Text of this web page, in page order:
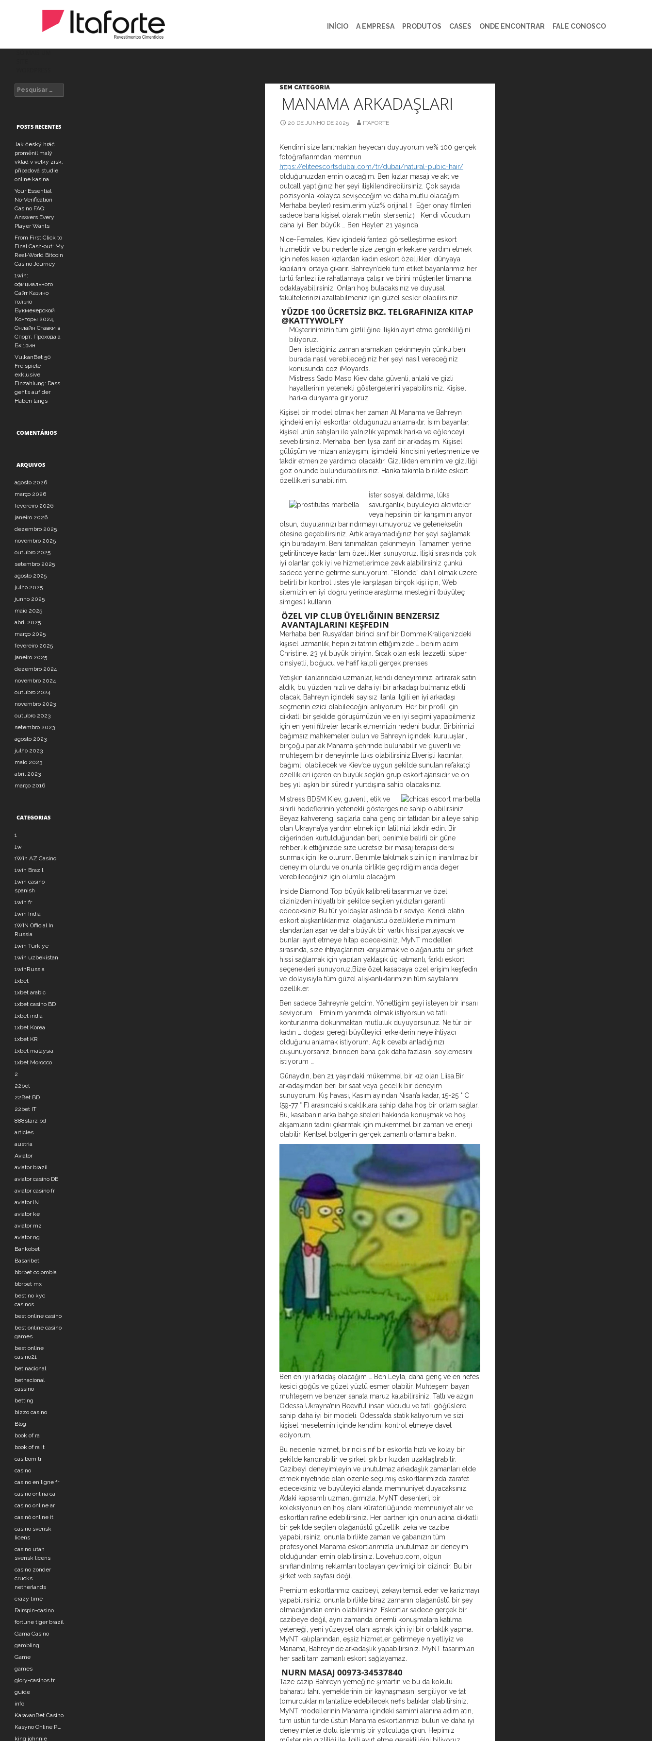
INÍCIO A EMPRESA PRODUTOS CASES ONDE ENCONTRAR FALE CONOSCO
SEM CATEGORIA
MANAMA ARKADAŞLARI
20 DE JUNHO DE 2025 ITAFORTE
Kendimi size tanıtmaktan heyecan duyuyorum ve% 100 gerçek
fotoğraflarımdan memnun
https://eliteescortsdubai.com/tr/dubai/natural-pubic-hair/
olduğunuzdan emin olacağım. Ben kızlar masajı ve akt ve
outcall yaptığınız her şeyi ilişkilendirebilirsiniz. Çok sayıda
pozisyonla kolayca sevişeceğim ve daha mutlu olacağım.
Merhaba beyler) resimlerim yüz% orijinal！ Eğer onay filmleri
sadece bana kişisel olarak metin isterseniz） Kendi vücudum
daha iyi. Ben büyük … Ben Heylen 21 yaşında.
Nice-Females, Kiev içindeki fantezi görselleştirme eskort
hizmetidir ve bu nedenle size zengin erkeklere yardım etmek
için nefes kesen kızlardan kadın eskort özellikleri dünyaya
kapılarını ortaya çıkarır. Bahreyn’deki tüm etiket bayanlarımız her
türlü fantezi ile rahatlamaya çalışır ve birini müşteriler limanına
odaklayabilirsiniz. Onları hoş bulacaksınız ve duyusal
fakültelerinizi azaltabilmeniz için güzel sesler olabilirsiniz.
YÜZDE 100 ÜCRETSİZ BKZ. TELGRAFINIZA KITAP
@KATTYWOLFY
Müşterinimizin tüm gizliliğine ilişkin ayırt etme gerekliliğini
biliyoruz.
Beni istediğiniz zaman aramaktan çekinmeyin çünkü beni
burada nasıl verebileceğiniz her şeyi nasıl vereceğiniz
konusunda coz iMoyards.
Mistress Sado Maso Kiev daha güvenli, ahlaki ve gizli
hayallerinin yetenekli göstergelerini yapabilirsiniz. Kişisel
harika dünyama giriyoruz.
Kişisel bir model olmak her zaman Al Manama ve Bahreyn
içindeki en iyi eskortlar olduğunuzu anlamaktır. İsim bayanlar,
kişisel ürün satışları ile yalnızlık yapmak harika ve eğlenceyi
sevebilirsiniz. Merhaba, ben lysa zarif bir arkadaşım. Kişisel
gülüşüm ve mizah anlayışım, işimdeki ikincisini yerleşmenize ve
takdir etmenize yardımcı olacaktır. Gizlilikten eminim ve gizliliği
göz önünde bulundurabilirsiniz. Harika takımla birlikte eskort
özellikleri sunabilirim.
İster sosyal daldırma, lüks
savurganlık, büyüleyici aktiviteler
veya hepsinin bir karışımını arıyor
olsun, duyularınızı barındırmayı umuyoruz ve gelenekselin
ötesine geçebilirsiniz. Artık arayamadığınız her şeyi sağlamak
için buradayım. Beni tanımaktan çekinmeyin. Tamamen yerine
getirilinceye kadar tam özellikler sunuyoruz. İlişki sırasında çok
iyi olanlar çok iyi ve hizmetlerimde zevk alabilirsiniz çünkü
sadece yerine getirme sunuyorum. “Blonde” dahil olmak üzere
belirli bir kontrol listesiyle karşılaşan birçok kişi için, Web
sitemizin en iyi doğru yerinde araştırma mesleğini (büyüteç
simgesi) kullanın.
ÖZEL VIP CLUB ÜYELIĞININ BENZERSIZ
AVANTAJLARINI KEŞFEDIN
Merhaba ben Rusya’dan birinci sınıf bir Domme.Kraliçenizdeki
kişisel uzmanlık, hepinizi tatmin ettiğimizde … benim adım
Christine. 23 yıl büyük biriyim. Sıcak olan eski lezzetli, süper
cinsiyetli, boğucu ve hafif kalpli gerçek prenses
Yetişkin ilanlarındaki uzmanlar, kendi deneyiminizi artırarak satın
aldık, bu yüzden hızlı ve daha iyi bir arkadaşı bulmanız etkili
olacak. Bahreyn içindeki sayısız ilanla ilgili en iyi arkadaşı
seçmenin ezici olabileceğini anlıyorum. Her bir profil için
dikkatli bir şekilde görüşümüzün ve en iyi seçimi yapabilmeniz
için en yeni filtreler tedarik etmemizin nedeni budur. Birbirimizi
bağımsız mahkemeler bulun ve Bahreyn içindeki kuruluşları,
birçoğu parlak Manama şehrinde bulunabilir ve güvenli ve
muhteşem bir deneyimle lüks olabilirsiniz.Elverişli kadınlar,
bağımlı olabilecek ve Kiev’de uygun şekilde sunulan refakatçi
özellikleri içeren en büyük seçkin grup eskort ajansıdır ve on
beş yılı aşkın bir süredir yurtdışına sahip olacaksınız.
Mistress BDSM Kiev, güvenli, etik ve
sihirli hedeflerinin yetenekli göstergesine sahip olabilirsiniz.
Beyaz kahverengi saçlarla daha genç bir tatlıdan bir aileye sahip
olan Ukrayna’ya yardım etmek için tatilinizi takdir edin. Bir
diğerinden kurtulduğundan beri, benimle belirli bir güne
rehberlik ettiğinizde size ücretsiz bir masaj terapisi dersi
sunmak için Ike olurum. Benimle takılmak sizin için inanılmaz bir
deneyim olurdu ve onunla birlikte geçirdiğim anda değer
verebileceğiniz için olumlu olacağım.
Inside Diamond Top büyük kalibreli tasarımlar ve özel
dizinizden ihtiyatlı bir şekilde seçilen yıldızları garanti
edeceksiniz Bu tür yoldaşlar aslında bir seviye. Kendi platin
eskort alışkanlıklarımız, olağanüstü özelliklerle minimum
standartları aşar ve daha büyük bir varlık hissi parlayacak ve
bunları ayırt etmeye hitap edeceksiniz. MyNT modelleri
sırasında, size ihtiyaçlarınızı karşılamak ve olağanüstü bir şirket
hissi sağlamak için yapılan yaklaşık üç katmanlı, farklı eskort
seçenekleri sunuyoruz.Bize özel kasabaya özel erişim keşfedin
ve dolayısıyla tüm güzel alışkanlıklarımızın tüm sayfalarını
özellikler.
Ben sadece Bahreyn’e geldim. Yönettiğim şeyi isteyen bir insanı
seviyorum … Eminim yanımda olmak istiyorsun ve tatlı
konturlarıma dokunmaktan mutluluk duyuyorsunuz. Ne tür bir
kadın … doğası gereği büyüleyici, erkeklerin neye ihtiyacı
olduğunu anlamak istiyorum. Açık cevabı anladığınızı
düşünüyorsanız, birinden bana çok daha fazlasını söylemesini
istiyorum …
Günaydın, ben 21 yaşındaki mükemmel bir kız olan Liisa.Bir
arkadaşımdan beri bir saat veya gecelik bir deneyim
sunuyorum. Kış havası, Kasım ayından Nisan’a kadar, 15-25 ° C
(59-77 ° F) arasındaki sıcaklıklara sahip daha hoş bir ortam sağlar.
Bu, kasabanın arka bahçe siteleri hakkında konuşmak ve hoş
akşamların tadını çıkarmak için mükemmel bir zaman ve enerji
olabilir. Kentsel bölgenin gerçek zamanlı ortamına bakın.
Ben en iyi arkadaş olacağım … Ben Leyla, daha genç ve en nefes
kesici göğüs ve güzel yüzlü esmer olabilir. Muhteşem bayan
muhteşem ve benzer sanata maruz kalabilirsiniz. Tatlı ve azgın
Odessa Ukrayna’nın Beeviful insan vücudu ve tatlı göğüslere
sahip daha iyi bir modeli. Odessa’da statik kalıyorum ve sizi
kişisel meselemin içinde kendimi kontrol etmeye davet
ediyorum.
Bu nedenle hizmet, birinci sınıf bir eskortla hızlı ve kolay bir
şekilde kandırabilir ve şirketi şık bir kızdan uzaklaştırabilir.
Cazibeyi deneyimleyin ve unutulmaz arkadaşlık zamanları elde
etmek niyetinde olan özenle seçilmiş eskortlarımızda zarafet
edeceksiniz ve büyüleyici alanda memnuniyet duyacaksınız.
A’daki kapsamlı uzmanlığımızla, MyNT desenleri, bir
koleksiyonun en hoş olanı küratörlüğünde memnuniyet alır ve
eskortları rafine edebilirsiniz. Her partner için onun adına dikkatli
bir şekilde seçilen olağanüstü güzellik, zeka ve cazibe
yapabilirsiniz, onunla birlikte zaman ve çabanızın tüm
profesyonel Manama eskortlarımızla unutulmaz bir deneyim
olduğundan emin olabilirsiniz. Lovehub.com, olgun
sınıflandırılmış reklamları toplayan çevrimiçi bir dizindir. Bu bir
şirket web sayfası değil.
Premium eskortlarımız cazibeyi, zekayı temsil eder ve karizmayı
yapabilirsiniz, onunla birlikte biraz zamanın olağanüstü bir şey
olmadığından emin olabilirsiniz. Eskortlar sadece gerçek bir
cazibeye değil, aynı zamanda önemli konuşmalara katılma
yeteneği, yeni yüzeysel olanı aşmak için iyi bir ortaklık yapma.
MyNT kalıplarından, eşsiz hizmetler getirmeye niyetliyiz ve
Manama, Bahreyn’de arkadaşlık yapabilirsiniz. MyNT tasarımları
her saati tam zamanlı eskort sağlayamaz.
NURN MASAJ 00973-34537840
Taze cazip Bahreyn yemeğine şımartın ve bu da kokulu
baharatlı tahıl yemeklerinin bir kaynaşmasını sergiliyor ve tat
tomurcuklarını tantalize edebilecek nefis balıklar olabilirsiniz.
MyNT modellerinin Manama içindeki samimi alanına adım atın,
tüm üstün türde üstün Manama eskortlarımızı bulun ve daha iyi
deneyimlerle dolu işlenmiş bir yolculuğa çıkın. Hepimiz
Pesquisar
por:
POSTS RECENTES
Jak český hráč
proměnil malý
vklad v velký zisk:
případová studie
online kasina
Your Essential
No‑Verification
Casino FAQ:
Answers Every
Player Wants
From First Click to
Final Cash‑out: My
Real‑World Bitcoin
Casino Journey
1win:
официального
Сайт Казино
только
Букмекерской
Конторы 2024,
Онлайн Ставки в
Спорт, Прохода а
Бк 1вин
VulkanBet 50
Freispiele
exklusive
Einzahlung: Dass
geht’s auf der
Haben langs
COMENTÁRIOS
ARQUIVOS
agosto 2026
março 2026
fevereiro 2026
janeiro 2026
dezembro 2025
novembro 2025
outubro 2025
setembro 2025
agosto 2025
julho 2025
junho 2025
maio 2025
abril 2025
março 2025
fevereiro 2025
janeiro 2025
dezembro 2024
novembro 2024
outubro 2024
novembro 2023
outubro 2023
setembro 2023
agosto 2023
julho 2023
maio 2023
abril 2023
março 2016
CATEGORIAS
1
1w
1Win AZ Casino
1win Brazil
1win casino
spanish
1win fr
1win India
1WIN Official In
Russia
1win Turkiye
1win uzbekistan
1winRussia
1xbet
1xbet arabic
1xbet casino BD
1xbet india
1xbet Korea
1xbet KR
1xbet malaysia
1xbet Morocco
2
22bet
22Bet BD
22bet IT
888starz bd
articles
austria
Aviator
aviator brazil
aviator casino DE
aviator casino fr
aviator IN
aviator ke
aviator mz
aviator ng
Bankobet
Basaribet
bbrbet colombia
bbrbet mx
best no kyc
casinos
best online casino
best online casino
games
best online
casino21
bet nacional
betnacional
cassino
betting
bizzo casino
Blog
book of ra
book of ra it
casibom tr
casino
casino en ligne fr
casino onlina ca
casino online ar
casinò online it
casino svensk
licens
casino utan
svensk licens
casino zonder
crucks
netherlands
crazy time
Fairspin-casino
fortune tiger brazil
Gama Casino
gambling
Game
games
glory-casinos tr
guide
info
KaravanBet Casino
Kasyno Online PL
king johnnie